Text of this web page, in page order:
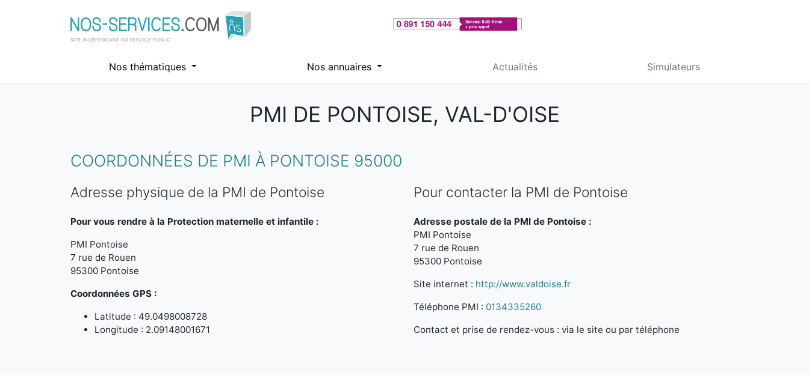
Nos thématiques Nos annuaires Actualités Simulateurs
PMI DE PONTOISE, VAL-D'OISE
COORDONNÉES DE PMI À PONTOISE 95000
Adresse physique de la PMI de Pontoise
Pour vous rendre à la Protection maternelle et infantile :
PMI Pontoise
7 rue de Rouen
95300 Pontoise
Coordonnées GPS :
Latitude : 49.0498008728
Longitude : 2.09148001671
Pour contacter la PMI de Pontoise
Adresse postale de la PMI de Pontoise :
PMI Pontoise
7 rue de Rouen
95300 Pontoise
Site internet : http://www.valdoise.fr
Téléphone PMI : 0134335260
Contact et prise de rendez-vous : via le site ou par téléphone